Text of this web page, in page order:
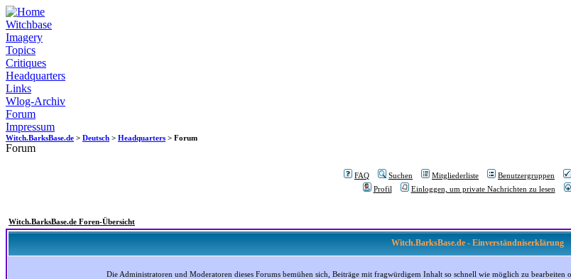
Witchbase
Imagery
Topics
Critiques
Headquarters
Links
Wlog-Archiv
Forum
Impressum
Witch.BarksBase.de > Deutsch > Headquarters > Forum
Forum
FAQ Suchen Mitgliederliste Benutzergruppen
Profil
Einloggen, um private Nachrichten zu lesen
Witch.BarksBase.de Foren-Übersicht
Witch.BarksBase.de - Einverständniserklärung
Die Administratoren und Moderatoren dieses Forums bemühen sich, Beiträge mit fragwürdigem Inhalt so schnell wie möglich zu bearbeiten